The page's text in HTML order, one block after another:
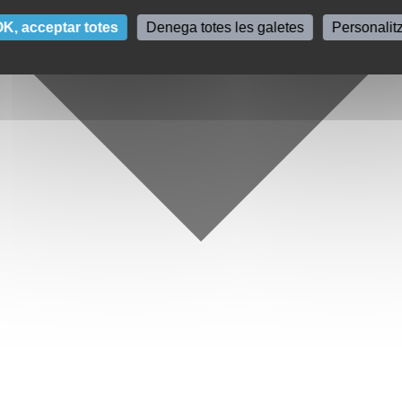
acceptar totes Denega totes les galetes